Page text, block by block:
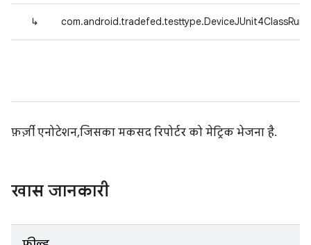
↳
फ़र्ज़ी एनोटेशन, जिसका मकसद रिपोर्टर को मेट्रिक भेजना है.
खास जानकारी